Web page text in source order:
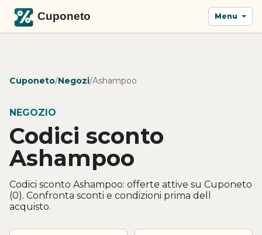
Menu
Cuponeto/Negozi/Ashampoo
NEGOZIO
Codici sconto
Ashampoo
Codici sconto Ashampoo: offerte attive su Cuponeto
(0). Confronta sconti e condizioni prima dell
acquisto.